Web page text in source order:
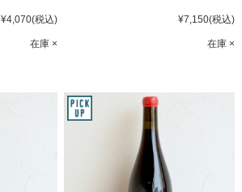
¥4,070(税込)
在庫 ×
¥7,150(税込)
在庫 ×